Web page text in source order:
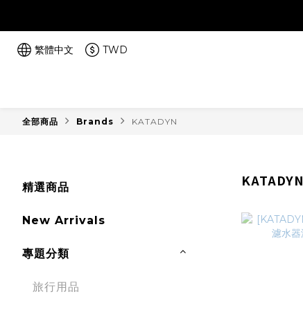
繁體中文 TWD
全部商品 Brands KATADYN
精選商品
New Arrivals
專題分類
旅行用品
KATADYN